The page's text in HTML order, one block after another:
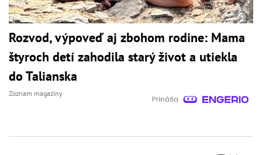
Rozvod, výpoveď aj zbohom rodine: Mama
štyroch detí zahodila starý život a utiekla
do Talianska
Zoznam magazíny